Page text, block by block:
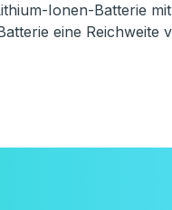
Ionen-Batterie
eine Reichweite